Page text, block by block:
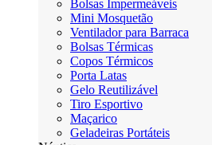
Bolsas Impermeáveis
Mini Mosquetão
Ventilador para Barraca
Bolsas Térmicas
Copos Térmicos
Porta Latas
Gelo Reutilizável
Tiro Esportivo
Maçarico
Geladeiras Portáteis